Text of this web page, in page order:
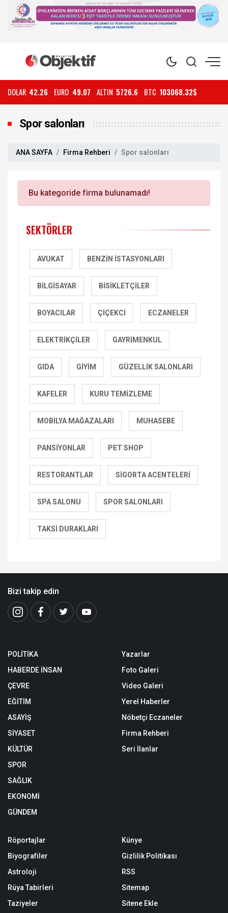
DOLAR 42.26 EURO 49.07 ALTIN 5726.6 BTC 103068.32$
Spor salonları
ANA SAYFA Firma Rehberi Spor salonları
Bu kategoride firma bulunamadı!
SEKTÖRLER
AVUKAT BENZIN İSTASYONLARI
BILGISAYAR BISIKLETÇILER
BOYACILAR ÇIÇEKCI ECZANELER
ELEKTRIKÇILER GAYRIMENKUL
GIDA GIYIM GÜZELLIK SALONLARI
KAFELER KURU TEMIZLEME
MOBILYA MAĞAZALARI MUHASEBE
PANSIYONLAR PET SHOP
RESTORANTLAR SIGORTA ACENTELERI
SPA SALONU SPOR SALONLARI
TAKSI DURAKLARI
Bizi takip edin
POLİTİKA
HABERDE İNSAN
ÇEVRE
EĞİTİM
ASAYİŞ
SİYASET
KÜLTÜR
SPOR
SAĞLIK
EKONOMİ
GÜNDEM
Yazarlar
Foto Galeri
Video Galeri
Yerel Haberler
Nöbetçi Eczaneler
Firma Rehberi
Seri İlanlar
Röportajlar
Biyografiler
Astroloji
Rüya Tabirleri
Taziyeler
Künye
Gizlilik Politikası
RSS
Sitemap
Sitene Ekle